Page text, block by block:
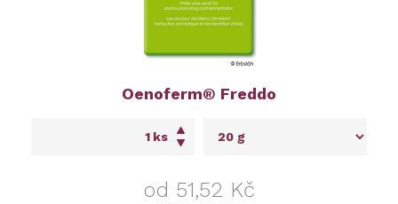
Oenoferm® Freddo
ks
od 51,52 Kč